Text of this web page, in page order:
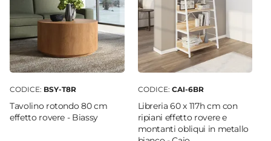
CODICE: BSY-T8R
Tavolino rotondo 80 cm
effetto rovere - Biassy
CODICE: CAI-6BR
Libreria 60 x 117h cm con
ripiani effetto rovere e
montanti obliqui in metallo